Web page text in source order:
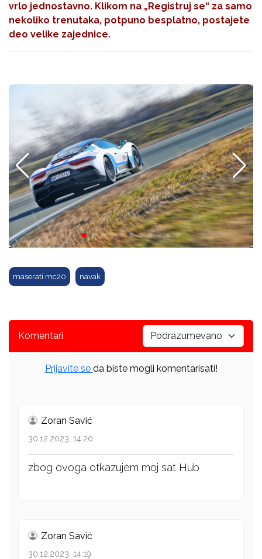
vrlo jednostavno. Klikom na „Registruj se“ za samo
nekoliko trenutaka, potpuno besplatno, postajete
deo velike zajednice.
maserati mc20 navak
Komentari
Prijavite se da biste mogli komentarisati!
Zoran Savić
30.12.2023. 14:20
zbog ovoga otkazujem moj sat Hub
Zoran Savić
30.12.2023. 14:19